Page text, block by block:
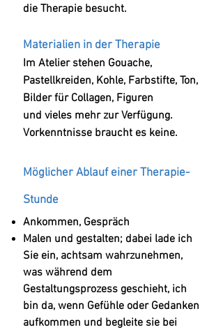
die Therapie besucht.
Materialien in der Therapie
Im Atelier stehen Gouache,
Pastellkreiden, Kohle, Farbstifte, Ton,
Bilder für Collagen, Figuren
und vieles mehr zur Verfügung.
Vorkenntnisse braucht es keine.
Möglicher Ablauf einer Therapie-
Stunde
Ankommen, Gespräch
Malen und gestalten; dabei lade ich
Sie ein, achtsam wahrzunehmen,
was während dem
Gestaltungsprozess geschieht, ich
bin da, wenn Gefühle oder Gedanken
aufkommen und begleite sie bei